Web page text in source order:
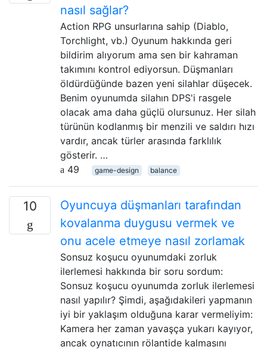
nasıl sağlar?
Action RPG unsurlarına sahip (Diablo,
Torchlight, vb.) Oyunum hakkında geri
bildirim alıyorum ama sen bir kahraman
takımını kontrol ediyorsun. Düşmanları
öldürdüğünde bazen yeni silahlar düşecek.
Benim oyunumda silahın DPS'i rasgele
olacak ama daha güçlü olursunuz. Her silah
türünün kodlanmış bir menzili ve saldırı hızı
vardır, ancak türler arasında farklılık
gösterir. …
49
game-design balance
10
Oyuncuya düşmanları tarafından
kovalanma duygusu vermek ve
onu acele etmeye nasıl zorlamak
Sonsuz koşucu oyunumdaki zorluk
ilerlemesi hakkında bir soru sordum:
Sonsuz koşucu oyunumda zorluk ilerlemesi
nasıl yapılır? Şimdi, aşağıdakileri yapmanın
iyi bir yaklaşım olduğuna karar vermeliyim:
Kamera her zaman yavaşça yukarı kayıyor,
ancak oynatıcının rölantide kalmasını